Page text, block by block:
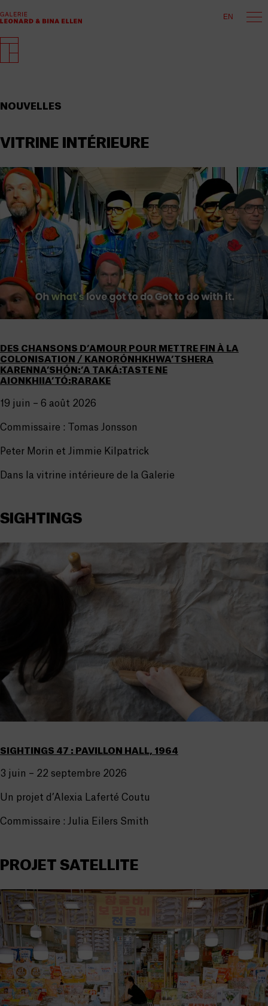
EN
NOUVELLES
VITRINE INTÉRIEURE
DES CHANSONS D’AMOUR POUR METTRE FIN À LA
COLONISATION / KANORÓNHKHWA’TSHERA
KARENNA’SHÓN:’A TAKÁ:TASTE NE
AIONKHIIA’TÓ:RARAKE
19 juin – 6 août 2026
Commissaire : Tomas Jonsson
Peter Morin et Jimmie Kilpatrick
Dans la vitrine intérieure de la Galerie
SIGHTINGS
SIGHTINGS 47 : PAVILLON HALL, 1964
3 juin – 22 septembre 2026
Un projet d’Alexia Laferté Coutu
Commissaire : Julia Eilers Smith
PROJET SATELLITE